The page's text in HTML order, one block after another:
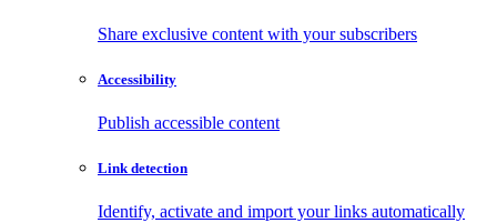
Share exclusive content with your subscribers
Accessibility
Publish accessible content
Link detection
Identify, activate and import your links automatically